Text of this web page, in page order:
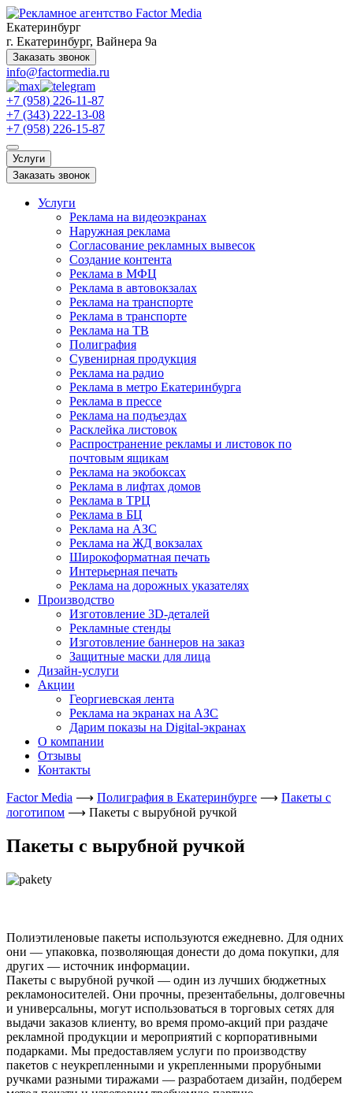
Екатеринбург
г. Екатеринбург, Вайнера 9а
Заказать звонок
info@factormedia.ru
+7 (958) 226-11-87
+7 (343) 222-13-08
+7 (958) 226-15-87
Услуги
Заказать звонок
Услуги
Реклама на видеоэкранах
Наружная реклама
Согласование рекламных вывесок
Создание контента
Реклама в МФЦ
Реклама в автовокзалах
Реклама на транспорте
Реклама в транспорте
Реклама на ТВ
Полиграфия
Сувенирная продукция
Реклама на радио
Реклама в метро Екатеринбурга
Реклама в прессе
Реклама на подъездах
Расклейка листовок
Распространение рекламы и листовок по
почтовым ящикам
Реклама на экобоксах
Реклама в лифтах домов
Реклама в ТРЦ
Реклама в БЦ
Реклама на АЗС
Реклама на ЖД вокзалах
Широкоформатная печать
Интерьерная печать
Реклама на дорожных указателях
Производство
Изготовление 3D-деталей
Рекламные стенды
Изготовление баннеров на заказ
Защитные маски для лица
Дизайн-услуги
Акции
Георгиевская лента
Реклама на экранах на АЗС
Дарим показы на Digital-экранах
О компании
Отзывы
Контакты
Factor Media ⟶ Полиграфия в Екатеринбурге ⟶ Пакеты с
логотипом ⟶ Пакеты с вырубной ручкой
Пакеты с вырубной ручкой
Полиэтиленовые пакеты используются ежедневно. Для одних
они — упаковка, позволяющая донести до дома покупки, для
других — источник информации.
Пакеты с вырубной ручкой — один из лучших бюджетных
рекламоносителей. Они прочны, презентабельны, долговечны
и универсальны, могут использоваться в торговых сетях для
выдачи заказов клиенту, во время промо-акций при раздаче
рекламной продукции и мероприятий с корпоративными
подарками. Мы предоставляем услуги по производству
пакетов с неукрепленными и укрепленными прорубными
ручками разными тиражами — разработаем дизайн, подберем